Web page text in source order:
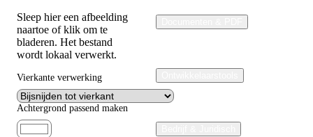
Sleep hier een afbeelding
naartoe of klik om te
bladeren. Het bestand
wordt lokaal verwerkt.
Vierkante verwerking
Achtergrond passend maken